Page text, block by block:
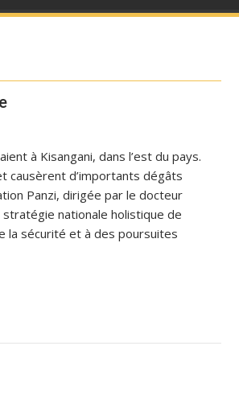
à Kisangani, dans l’est du pays.
causèrent d’importants dégâts
Panzi, dirigée par le docteur
stratégie nationale holistique de
la sécurité et à des poursuites